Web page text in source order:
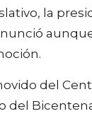
la
del
del